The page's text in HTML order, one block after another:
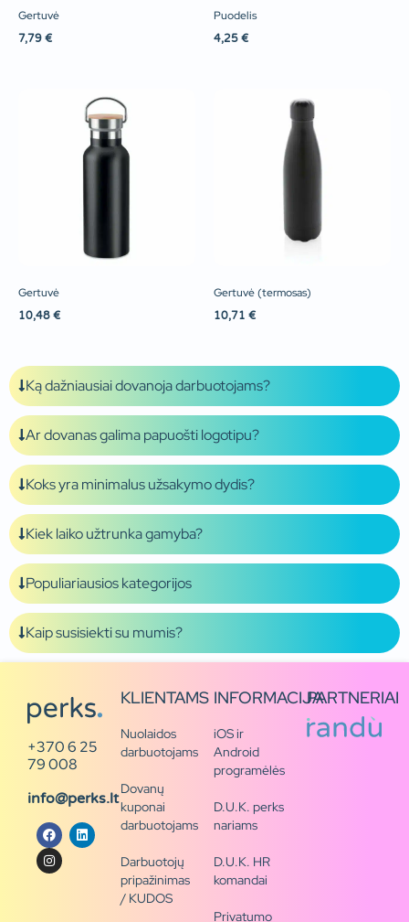
Gertuvė
7,79 €
Puodelis
4,25 €
Gertuvė
10,48 €
Gertuvė (termosas)
10,71 €
Ką dažniausiai dovanoja darbuotojams?
Ar dovanas galima papuošti logotipu?
Koks yra minimalus užsakymo dydis?
Kiek laiko užtrunka gamyba?
Populiariausios kategorijos
Kaip susisiekti su mumis?
+370 6 25
79 008
info@perks.lt
KLIENTAMS
Nuolaidos
darbuotojams
Dovanų
kuponai
darbuotojams
Darbuotojų
pripažinimas
/ KUDOS
INFORMACIJA
iOS ir
Android
programėlės
D.U.K. perks
nariams
D.U.K. HR
komandai
Privatumo
PARTNERIAI